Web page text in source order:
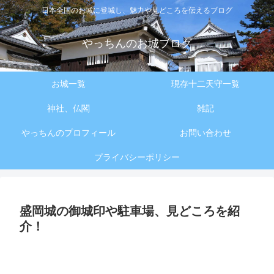
日本全国のお城に登城し、魅力や見どころを伝えるブログ
やっちんのお城ブログ
お城一覧 現存十二天守一覧
神社、仏閣 雑記
やっちんのプロフィール お問い合わせ
プライバシーポリシー
盛岡城の御城印や駐車場、見どころを紹
介！